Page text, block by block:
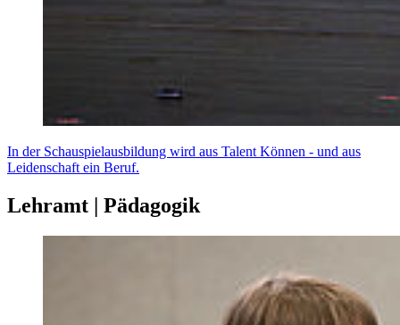
In der Schauspielausbildung wird aus Talent Können - und aus
Leidenschaft ein Beruf.
Lehramt | Pädagogik